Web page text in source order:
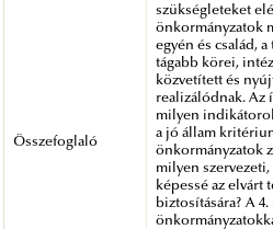
Összefoglaló
szükségleteket
önkormányzatok
egyén és család, a
tágabb körei,
közvetített és
realizálódnak. Az
milyen
a jó állam
önkormányzatok
milyen
képessé az
biztosítására? A